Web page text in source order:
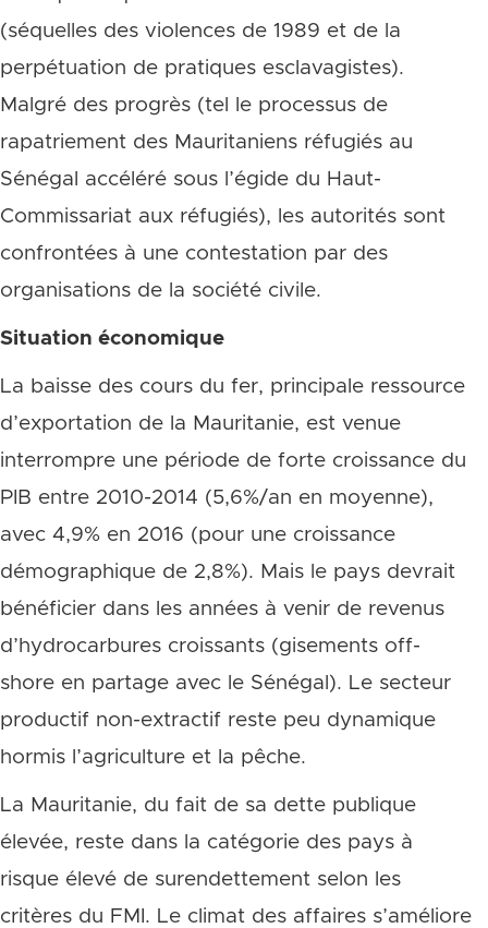
(séquelles des violences de 1989 et de la
perpétuation de pratiques esclavagistes).
Malgré des progrès (tel le processus de
rapatriement des Mauritaniens réfugiés au
Sénégal accéléré sous l’égide du Haut-
Commissariat aux réfugiés), les autorités sont
confrontées à une contestation par des
organisations de la société civile.
Situation économique
La baisse des cours du fer, principale ressource
d’exportation de la Mauritanie, est venue
interrompre une période de forte croissance du
PIB entre 2010-2014 (5,6%/an en moyenne),
avec 4,9% en 2016 (pour une croissance
démographique de 2,8%). Mais le pays devrait
bénéficier dans les années à venir de revenus
d’hydrocarbures croissants (gisements off-
shore en partage avec le Sénégal). Le secteur
productif non-extractif reste peu dynamique
hormis l’agriculture et la pêche.
La Mauritanie, du fait de sa dette publique
élevée, reste dans la catégorie des pays à
risque élevé de surendettement selon les
critères du FMI. Le climat des affaires s’améliore